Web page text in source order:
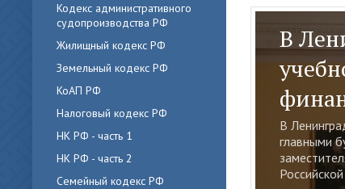
Кодекс административного
судопроизводства РФ
Жилищный кодекс РФ
Земельный кодекс РФ
КоАП РФ
Налоговый кодекс РФ
НК РФ - часть 1
НК РФ - часть 2
Семейный кодекс РФ
В
В
главными
В
морской
летний